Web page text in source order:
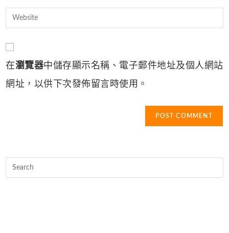
username
address
Enter
your
website
(optional)
在瀏覽器中儲存顯示名稱、電子郵件地址及個人網站
網址，以供下次發佈留言時使用。